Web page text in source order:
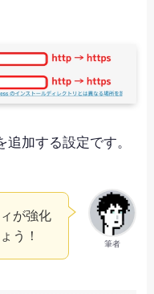
追加する設定です。
筆者
が強化
う！